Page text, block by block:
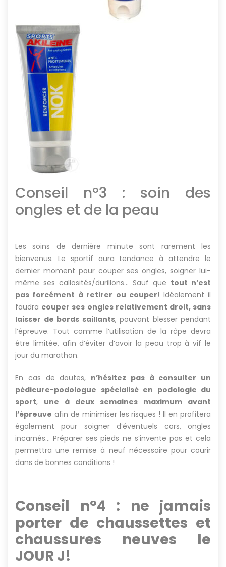
Conseil n°3 : soin des
ongles et de la peau
Les soins de dernière minute sont rarement les
bienvenus. Le sportif aura tendance à attendre le
dernier moment pour couper ses ongles, soigner lui-
même ses callosités/durillons… Sauf que tout n’est
pas forcément à retirer ou couper! Idéalement il
faudra couper ses ongles relativement droit, sans
laisser de bords saillants, pouvant blesser pendant
l’épreuve. Tout comme l’utilisation de la râpe devra
être limitée, afin d’éviter d’avoir la peau trop à vif le
jour du marathon.
En cas de doutes, n’hésitez pas à consulter un
pédicure-podologue spécialisé en podologie du
sport, une à deux semaines maximum avant
l’épreuve afin de minimiser les risques ! Il en profitera
également pour soigner d’éventuels cors, ongles
incarnés… Préparer ses pieds ne s’invente pas et cela
permettra une remise à neuf nécessaire pour courir
dans de bonnes conditions !
Conseil n°4 : ne jamais
porter de chaussettes et
chaussures neuves le
JOUR J!